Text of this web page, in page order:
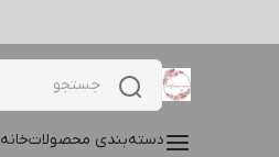
دسته‌بندی محصولاتخانه